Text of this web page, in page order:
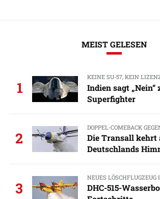
MEIST GELESEN
1
KEINE SU-57, KEIN
Indien sagt „Nein“
Superfighter
2
DOPPEL-COMEBACK
Die Transall kehrt
Deutschlands
3
NEUES LÖSCHFLUGZEUG
DHC-515-